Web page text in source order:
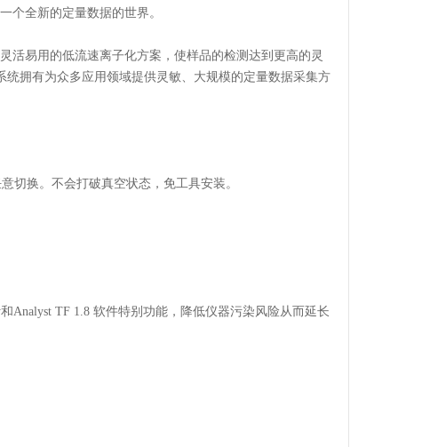
个全新的定量数据的世界。
易用的低流速离子化方案，使样品的检测达到更高的灵
统拥有为众多应用领域提供灵敏、大规模的定量数据采集方
切换。不会打破真空状态，免工具安装。
Analyst TF 1.8 软件特别功能，降低仪器污染风险从而延长